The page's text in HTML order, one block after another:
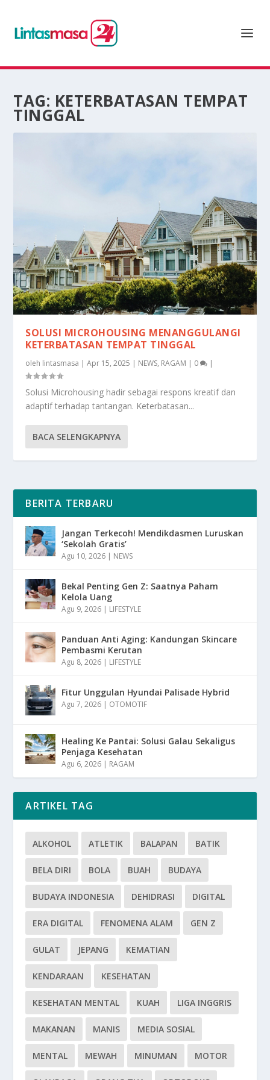
TAG: KETERBATASAN TEMPAT
TINGGAL
SOLUSI MICROHOUSING MENANGGULANGI
KETERBATASAN TEMPAT TINGGAL
oleh lintasmasa |Apr 15, 2025 | NEWS, RAGAM | 0 |
Solusi Microhousing hadir sebagai respons kreatif dan
adaptif terhadap tantangan. Keterbatasan...
BACA SELENGKAPNYA
BERITA TERBARU
Jangan Terkecoh! Mendikdasmen Luruskan
‘Sekolah Gratis’
Agu 10, 2026 | NEWS
Bekal Penting Gen Z: Saatnya Paham
Kelola Uang
Agu 9, 2026 | LIFESTYLE
Panduan Anti Aging: Kandungan Skincare
Pembasmi Kerutan
Agu 8, 2026 | LIFESTYLE
Fitur Unggulan Hyundai Palisade Hybrid
Agu 7, 2026 | OTOMOTIF
Healing Ke Pantai: Solusi Galau Sekaligus
Penjaga Kesehatan
Agu 6, 2026 | RAGAM
ARTIKEL TAG
ALKOHOL ATLETIK BALAPAN BATIK
BELA DIRI BOLA BUAH BUDAYA
BUDAYA INDONESIA DEHIDRASI DIGITAL
ERA DIGITAL FENOMENA ALAM GEN Z
GULAT JEPANG KEMATIAN
KENDARAAN KESEHATAN
KESEHATAN MENTAL KUAH LIGA INGGRIS
MAKANAN MANIS MEDIA SOSIAL
MENTAL MEWAH MINUMAN MOTOR